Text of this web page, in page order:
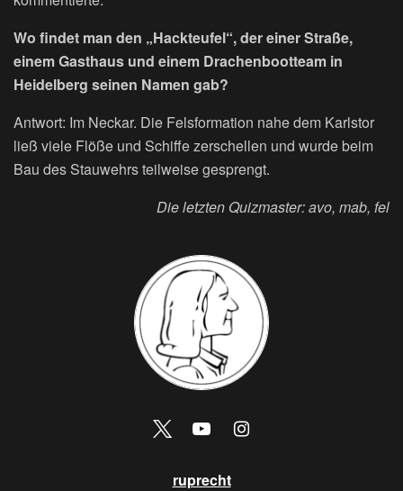
Wo findet man den „Hackteufel“, der einer Straße,
einem Gasthaus und einem Drachenbootteam in
Heidelberg seinen Namen gab?
Antwort: Im Neckar. Die Felsformation nahe dem Karlstor
ließ viele Flöße und Schiffe zerschellen und wurde beim
Bau des Stauwehrs teilweise gesprengt.
Die letzten Quizmaster: avo, mab, fel
ruprecht